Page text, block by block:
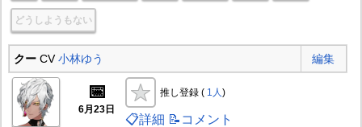
どうしようもない
クーCV小林ゆう 編集
📅
6月23日
推し登録 ( 1人)
📋詳細 📝コメント